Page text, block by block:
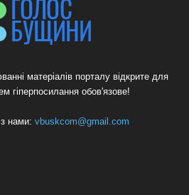
матеріалів порталу відкрите для
гіперпосилання обов'язове!
нами: vbuskcom@gmail.com